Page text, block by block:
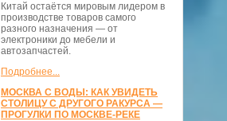
Китай остаётся мировым лидером в
производстве товаров самого
разного назначения — от
электроники до мебели и
автозапчастей.
Подробнее...
МОСКВА С ВОДЫ: КАК УВИДЕТЬ
СТОЛИЦУ С ДРУГОГО РАКУРСА —
ПРОГУЛКИ ПО МОСКВЕ-РЕКЕ